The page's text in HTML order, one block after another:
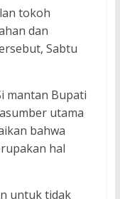
tokoh
dan
Sabtu
mantan Bupati
utama
bahwa
hal
untuk tidak